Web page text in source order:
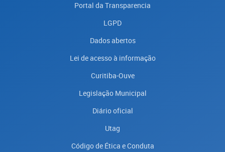
Portal da Transparencia
LGPD
Dados abertos
Lei de acesso à informação
Curitiba-Ouve
Legislação Municipal
Diário oficial
Utag
Código de Ética e Conduta